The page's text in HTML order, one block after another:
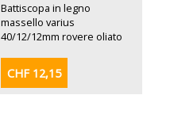
Battiscopa in legno
massello varius
40/12/12mm rovere oliato
CHF 12,15